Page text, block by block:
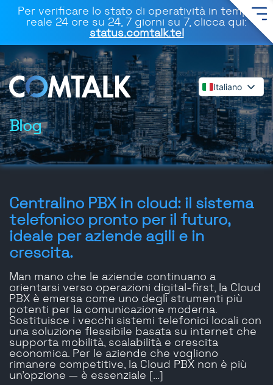
Per verificare lo stato di operatività in tempo
reale 24 ore su 24, 7 giorni su 7, clicca qui:
status.comtalk.tel
Italiano
English
Español
Deutsch
Français
Română
Svenska
Blog
Centralino PBX in cloud: il sistema
telefonico pronto per il futuro,
ideale per aziende agili e in
crescita.
Man mano che le aziende continuano a
orientarsi verso operazioni digital‑first, la Cloud
PBX è emersa come uno degli strumenti più
potenti per la comunicazione moderna.
Sostituisce i vecchi sistemi telefonici locali con
una soluzione flessibile basata su internet che
supporta mobilità, scalabilità e crescita
economica. Per le aziende che vogliono
rimanere competitive, la Cloud PBX non è più
un’opzione — è essenziale […]